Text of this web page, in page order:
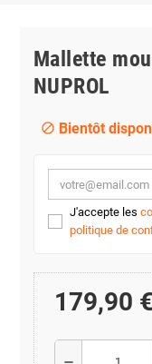
Mallette
NUPROL
block Bientôt
J'accepte les
politique de
179,90 €